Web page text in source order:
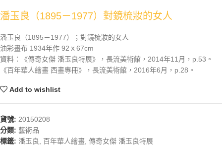
潘玉良（1895－1977）對鏡梳妝的女人
潘玉良（1895－1977）；對鏡梳妝的女人
油彩畫布 1934年作 92ｘ67cm
資料：《傳奇女傑 潘玉良特展》，長流美術館，2014年11月，p.53。
《百年華人繪畫 西畫專冊》，長流美術館，2016年6月，p.28。
Add to wishlist
貨號: 20150208
分類: 藝術品
標籤: 潘玉良 百年華人繪畫 傳奇女傑 潘玉良特展